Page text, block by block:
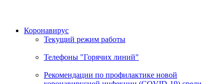
Коронавирус
Текущий режим работы
Телефоны "Горячих линий"
Рекомендации по профилактике новой